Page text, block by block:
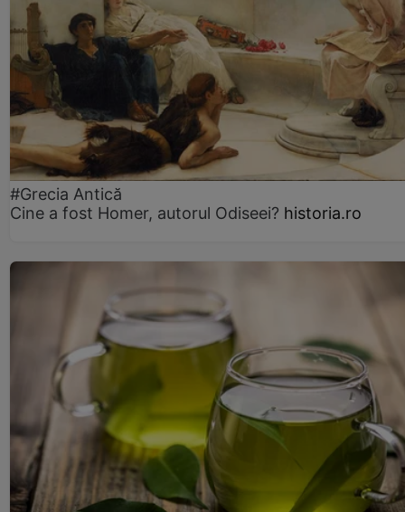
#Grecia Antică
Cine a fost Homer, autorul Odiseei? historia.ro